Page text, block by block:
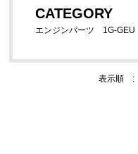
エンジンパーツ M-EU
エンジンパーツ 4M-
ステアリングパーツ
CATEGORY
エンジンパーツ 1G-GEU
表示順 :